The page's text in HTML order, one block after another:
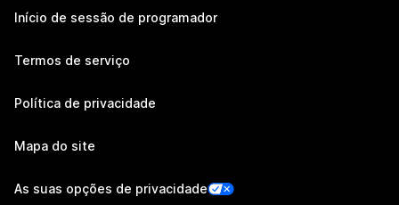
Início de sessão de programador
Termos de serviço
Política de privacidade
Mapa do site
As suas opções de privacidade